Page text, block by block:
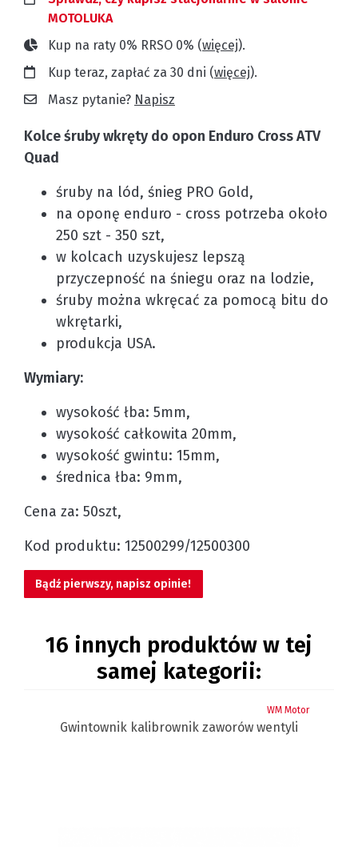
MOTOLUKA
Kup na raty 0% RRSO 0% (więcej).
Kup teraz, zapłać za 30 dni (więcej).
Masz pytanie? Napisz
Kolce śruby wkręty do opon Enduro Cross ATV
Quad
śruby na lód, śnieg PRO Gold,
na oponę enduro - cross potrzeba około
250 szt - 350 szt,
w kolcach uzyskujesz lepszą
przyczepność na śniegu oraz na lodzie,
śruby można wkręcać za pomocą bitu do
wkrętarki,
produkcja USA.
Wymiary:
wysokość łba: 5mm,
wysokość całkowita 20mm,
wysokość gwintu: 15mm,
średnica łba: 9mm,
Cena za: 50szt,
Kod produktu: 12500299/12500300
Bądź pierwszy, napisz opinie!
16 innych produktów w tej
samej kategorii:
WM Motor
Gwintownik kalibrownik zaworów wentyli